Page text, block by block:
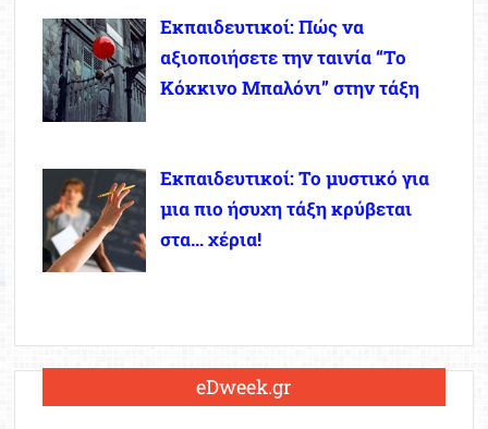
Εκπαιδευτικοί: Πώς να
αξιοποιήσετε την ταινία “Το
Κόκκινο Μπαλόνι” στην τάξη
Εκπαιδευτικοί: Το μυστικό για
μια πιο ήσυχη τάξη κρύβεται
στα… χέρια!
eDweek.gr